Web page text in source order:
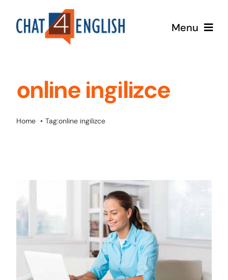
Menu
Neden Biz?
Fiyatlar
Hakkımızda
Eğitimler
Rezervasyon
online ingilizce
Home Tag:online ingilizce